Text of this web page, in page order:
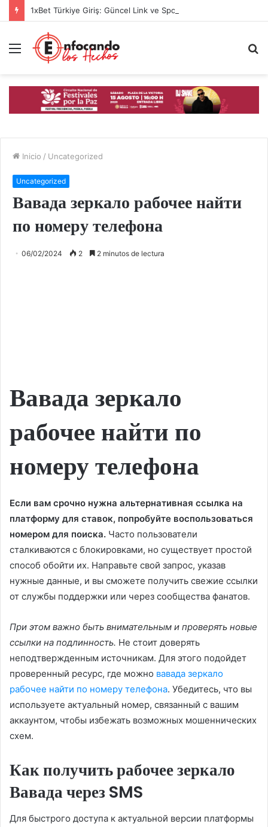
Menú
Inicio / Uncategorized
Uncategorized
Вавада зеркало рабочее найти
по номеру телефона
06/02/2024 2 2 minutos de lectura
Вавада зеркало
рабочее найти по
номеру телефона
Если вам срочно нужна альтернативная ссылка на
платформу для ставок, попробуйте воспользоваться
номером для поиска. Часто пользователи
сталкиваются с блокировками, но существует простой
способ обойти их. Направьте свой запрос, указав
нужные данные, и вы сможете получить свежие ссылки
от службы поддержки или через сообщества фанатов.
При этом важно быть внимательным и проверять новые
ссылки на подлинность. Не стоит доверять
неподтвержденным источникам. Для этого подойдет
проверенный ресурс, где можно вавада зеркало
рабочее найти по номеру телефона. Убедитесь, что вы
используете актуальный номер, связанный с вашим
аккаунтом, чтобы избежать возможных мошеннических
схем.
Как получить рабочее зеркало
Вавада через SMS
Для быстрого доступа к актуальной версии платформы